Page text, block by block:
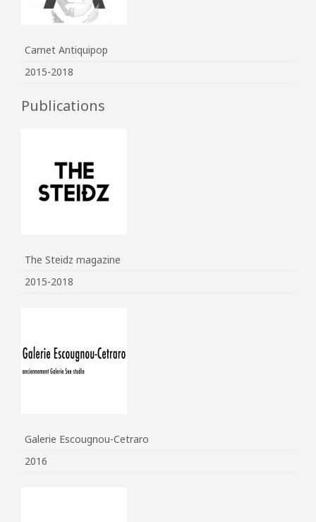
Carnet Antiquipop
2015-2018
Publications
The Steidz magazine
2015-2018
Galerie Escougnou-Cetraro
2016